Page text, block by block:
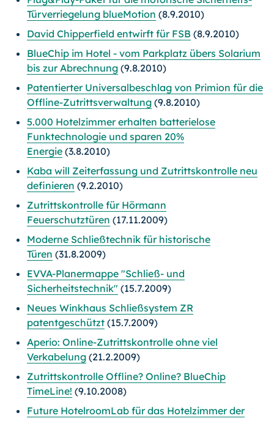
Türverriegelung blueMotion (8.9.2010)
David Chipperfield entwirft für FSB (8.9.2010)
BlueChip im Hotel - vom Parkplatz übers Solarium
bis zur Abrechnung (9.8.2010)
Patentierter Universalbeschlag von Primion für die
Offline-Zutrittsverwaltung (9.8.2010)
5.000 Hotelzimmer erhalten batterielose
Funktechnologie und sparen 20%
Energie (3.8.2010)
Kaba will Zeiterfassung und Zutrittskontrolle neu
definieren (9.2.2010)
Zutrittskontrolle für Hörmann
Feuerschutztüren (17.11.2009)
Moderne Schließtechnik für historische
Türen (31.8.2009)
EVVA-Planermappe "Schließ- und
Sicherheitstechnik" (15.7.2009)
Neues Winkhaus Schließsystem ZR
patentgeschützt (15.7.2009)
Aperio: Online-Zutrittskontrolle ohne viel
Verkabelung (21.2.2009)
Zutrittskontrolle Offline? Online? BlueChip
TimeLine! (9.10.2008)
Future HotelroomLab für das Hotelzimmer der